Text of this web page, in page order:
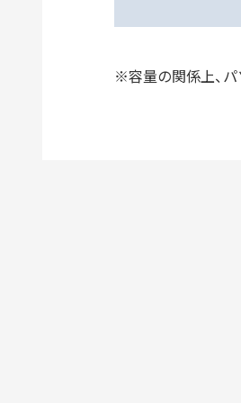
※容量の関係上、